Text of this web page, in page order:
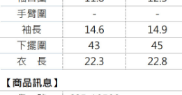
每筆NT$100，滿NT$988(含以上)免運費
貨到付款
每筆NT$120